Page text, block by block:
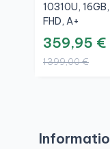
10310U,
FHD, A+
359,95 €
1 399,00 €